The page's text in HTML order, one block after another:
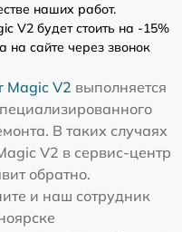
наших работ.
V2 будет стоить на -15%
сайте через звонок
Magic V2 выполняется
В таких случаях
V2 в сервис-центр
обратно.
и наш сотрудник